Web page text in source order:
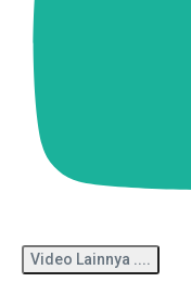
Video Lainnya ....